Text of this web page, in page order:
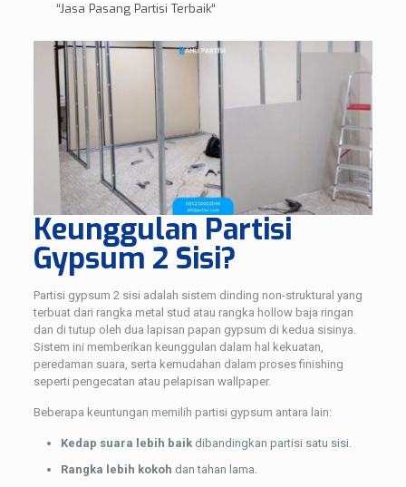
“Jasa Pasang Partisi Terbaik“
Keunggulan Partisi
Gypsum 2 Sisi?
Partisi gypsum 2 sisi adalah sistem dinding non-struktural yang
terbuat dari rangka metal stud atau rangka hollow baja ringan
dan di tutup oleh dua lapisan papan gypsum di kedua sisinya.
Sistem ini memberikan keunggulan dalam hal kekuatan,
peredaman suara, serta kemudahan dalam proses finishing
seperti pengecatan atau pelapisan wallpaper.
Beberapa keuntungan memilih partisi gypsum antara lain:
Kedap suara lebih baikdibandingkan partisi satu sisi.
Rangka lebih kokoh dan tahan lama.